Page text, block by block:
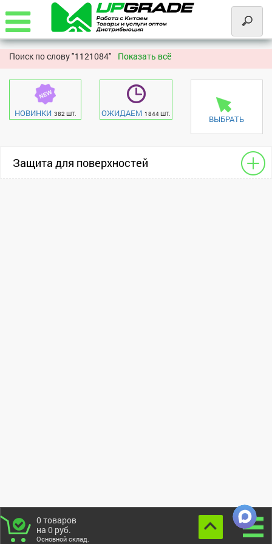
Поиск по слову "1121084" Показать всё
НОВИНКИ 382 ШТ. ОЖИДАЕМ 1844 ШТ. ВЫБРАТЬ
Защита для поверхностей
0 товаров
на 0 руб.
Основной склад.